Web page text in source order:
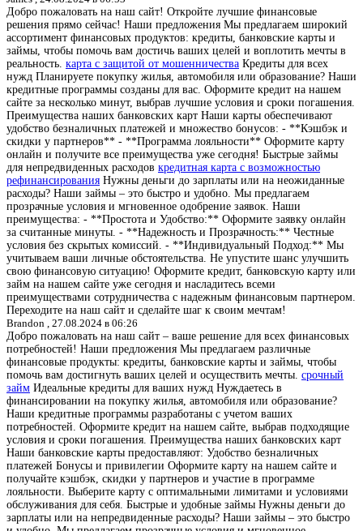
Добро пожаловать на наш сайт! Откройте лучшие финансовые
решения прямо сейчас! Наши предложения Мы предлагаем широкий
ассортимент финансовых продуктов: кредиты, банковские карты и
займы, чтобы помочь вам достичь ваших целей и воплотить мечты в
реальность. карта с защитой от мошенничества Кредиты для всех
нужд Планируете покупку жилья, автомобиля или образование? Наши
кредитные программы созданы для вас. Оформите кредит на нашем
сайте за несколько минут, выбрав лучшие условия и сроки погашения.
Преимущества наших банковских карт Наши карты обеспечивают
удобство безналичных платежей и множество бонусов: - **Кэшбэк и
скидки у партнеров** - **Программа лояльности** Оформите карту
онлайн и получите все преимущества уже сегодня! Быстрые займы
для непредвиденных расходов кредитная карта с возможностью
рефинансирования Нужны деньги до зарплаты или на неожиданные
расходы? Наши займы – это быстро и удобно. Мы предлагаем
прозрачные условия и мгновенное одобрение заявок. Наши
преимущества: - **Простота и Удобство:** Оформите заявку онлайн
за считанные минуты. - **Надежность и Прозрачность:** Честные
условия без скрытых комиссий. - **Индивидуальный Подход:** Мы
учитываем ваши личные обстоятельства. Не упустите шанс улучшить
свою финансовую ситуацию! Оформите кредит, банковскую карту или
займ на нашем сайте уже сегодня и насладитесь всеми
преимуществами сотрудничества с надежным финансовым партнером.
Переходите на наш сайт и сделайте шаг к своим мечтам!
Brandon , 27.08.2024 в 06:26
Добро пожаловать на наш сайт – ваше решение для всех финансовых
потребностей! Наши предложения Мы предлагаем различные
финансовые продукты: кредиты, банковские карты и займы, чтобы
помочь вам достигнуть ваших целей и осуществить мечты. срочный
займ Идеальные кредиты для ваших нужд Нуждаетесь в
финансировании на покупку жилья, автомобиля или образование?
Наши кредитные программы разработаны с учетом ваших
потребностей. Оформите кредит на нашем сайте, выбрав подходящие
условия и сроки погашения. Преимущества наших банковских карт
Наши банковские карты предоставляют: Удобство безналичных
платежей Бонусы и привилегии Оформите карту на нашем сайте и
получайте кэшбэк, скидки у партнеров и участие в программе
лояльности. Выберите карту с оптимальными лимитами и условиями
обслуживания для себя. Быстрые и удобные займы Нужны деньги до
зарплаты или на непредвиденные расходы? Наши займы – это быстро